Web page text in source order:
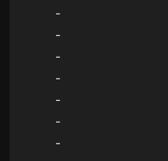
-
-
-
-
-
-
-